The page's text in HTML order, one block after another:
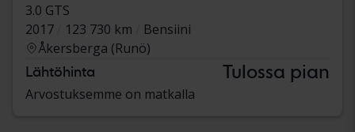
3.0 GTS
2017
123 730 km
Bensiini
Åkersberga (Runö)
Lähtöhinta Tulossa pian
Arvostuksemme on matkalla